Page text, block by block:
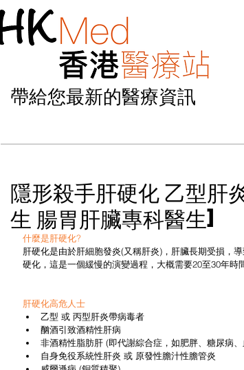
帶給您最新的醫療資訊
隱形殺手肝硬化 乙型肝
生 腸胃肝臟專科醫生]
什麼是肝硬化?
肝硬化是由於肝細胞發炎(又稱肝炎)，肝臟長期受損，
硬化，這是一個緩慢的演變過程，大概需要20至30年時間
肝硬化高危人士
乙型 或 丙型肝炎帶病毒者
酗酒引致酒精性肝病
非酒精性脂肪肝 (即代謝綜合症，如肥胖、糖尿病
自身免役系統性肝炎 或 原發性膽汁性膽管炎